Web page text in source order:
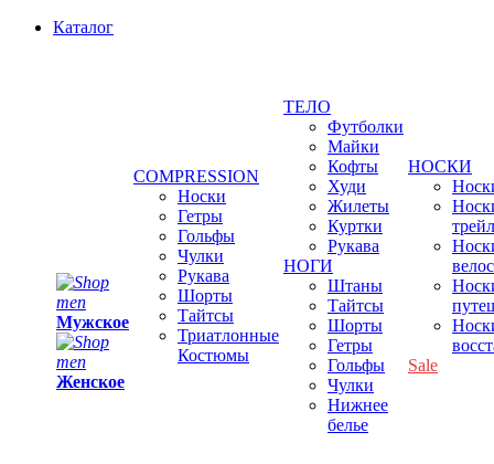
Каталог
Мужское
Женское
COMPRESSION
Носки
Гетры
Гольфы
Чулки
Рукава
Шорты
Тайтсы
Триатлонные
Костюмы
ТЕЛО
Футболки
Майки
Кофты
Худи
Жилеты
Куртки
Рукава
НОГИ
Штаны
Тайтсы
Шорты
Гетры
Гольфы
Чулки
Нижнее
белье
НОСКИ
Sale